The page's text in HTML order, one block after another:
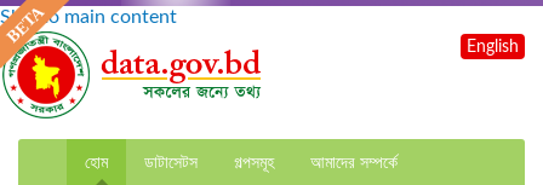
Skip to main content
হোম ডাটাসেটস গল্পসমূহ আমাদের সম্পর্কে
English